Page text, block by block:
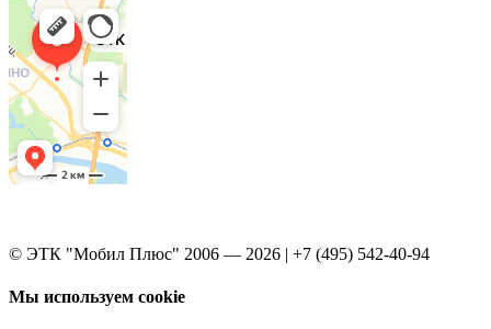
© ЭТК "Мобил Плюс" 2006 — 2026 | +7 (495) 542-40-94
Мы используем cookie